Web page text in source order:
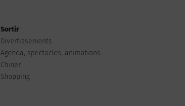
Sortir
Divertissements
Agenda, spectacles, animations...
Chiner
Shopping